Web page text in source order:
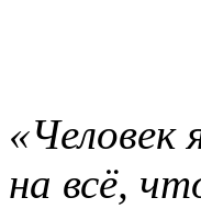
«Человек
на всё,